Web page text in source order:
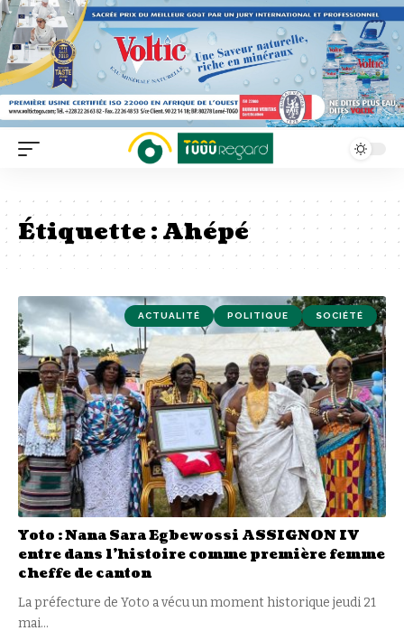
Étiquette :Ahépé
ACTUALITÉ POLITIQUE SOCIÉTÉ
Yoto : Nana Sara Egbewossi ASSIGNON IV
entre dans l’histoire comme première femme
cheffe de canton
La préfecture de Yoto a vécu un moment historique jeudi 21
mai…